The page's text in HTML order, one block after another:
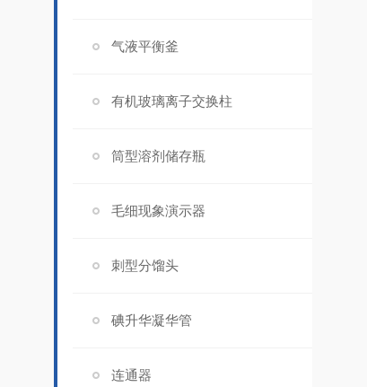
气液平衡釜
有机玻璃离子交换柱
筒型溶剂储存瓶
毛细现象演示器
刺型分馏头
碘升华凝华管
连通器